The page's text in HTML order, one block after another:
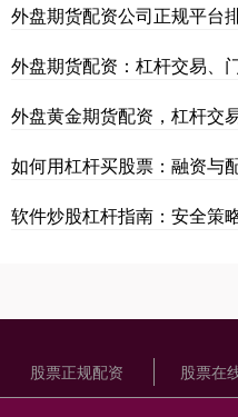
外盘期货配资公司正规平台
外盘期货配资：杠杆交易、
外盘黄金期货配资，杠杆交
如何用杠杆买股票：融资与
软件炒股杠杆指南：安全策
股票正规配资 股票在